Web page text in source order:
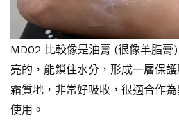
MD02 比較像是油膏 (很像羊脂膏
亮的，能鎖住水分，形成一層保
霜質地，非常好吸收，很適合作
使用。